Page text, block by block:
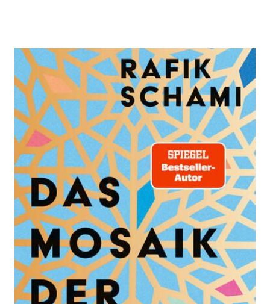
Das Mosaik der Frauen
Zur Wunschliste hinzufügen
Roman
VonRafik Schami
Verlag: Hanser, Carl 19.05.2026
Buch 304 Seiten
Hardcover
ISBN: 978-3-
44628684-9